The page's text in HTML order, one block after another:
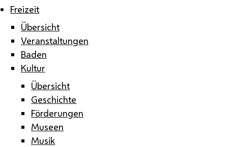
Freizeit
Übersicht
Veranstaltungen
Baden
Kultur
Übersicht
Geschichte
Förderungen
Museen
Musik